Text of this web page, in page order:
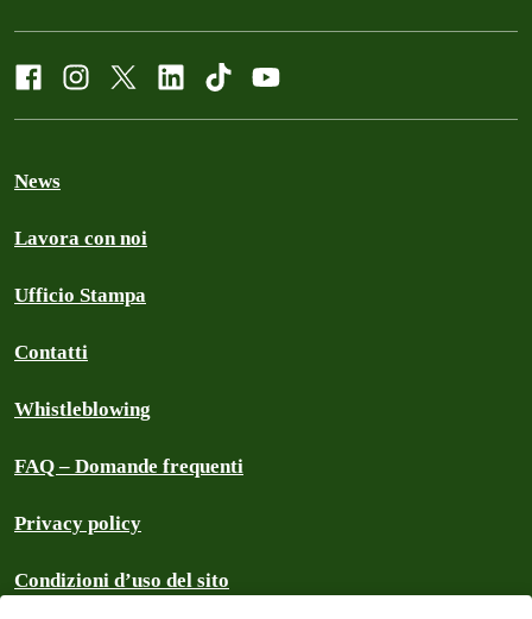
News
Lavora con noi
Ufficio Stampa
Contatti
Whistleblowing
FAQ – Domande frequenti
Privacy policy
Condizioni d’uso del sito